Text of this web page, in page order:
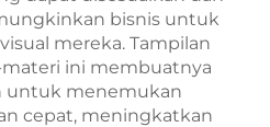
bisnis untuk
mereka. Tampilan
ini membuatnya
untuk menemukan
cepat, meningkatkan